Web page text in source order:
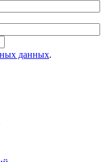
данных.